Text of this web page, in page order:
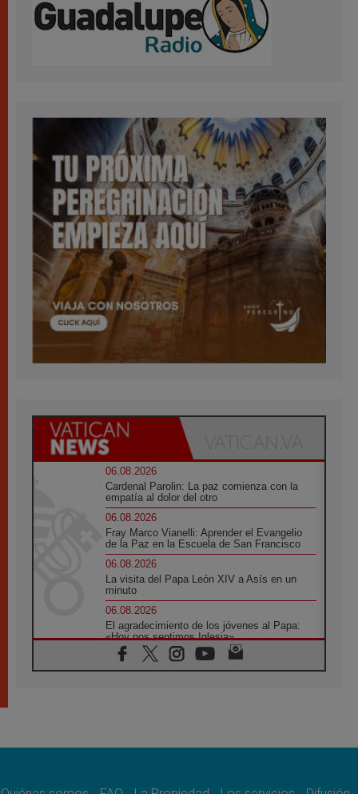
06.08.2026
Cardenal Parolin: La paz comienza con la
empatía al dolor del otro
06.08.2026
Fray Marco Vianelli: Aprender el Evangelio
de la Paz en la Escuela de San Francisco
06.08.2026
La visita del Papa León XIV a Asís en un
minuto
06.08.2026
El agradecimiento de los jóvenes al Papa:
«Hoy nos sentimos Iglesia»
06.08.2026
Líbano: Reanudan los coloquios en Roma en
paz